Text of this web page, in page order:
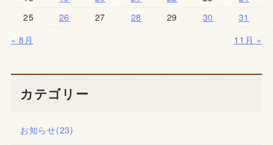
25
26 27 28 29 30
31
« 8月
11月 »
カテゴリー
お知らせ(23)